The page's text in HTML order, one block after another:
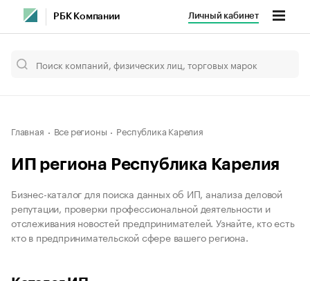
РБК Компании Личный кабинет
Главная Все регионы Республика Карелия
ИП региона Республика Карелия
Бизнес-каталог для поиска данных об ИП, анализа деловой
репутации, проверки профессиональной деятельности и
отслеживания новостей предпринимателей. Узнайте, кто есть
кто в предпринимательской сфере вашего региона.